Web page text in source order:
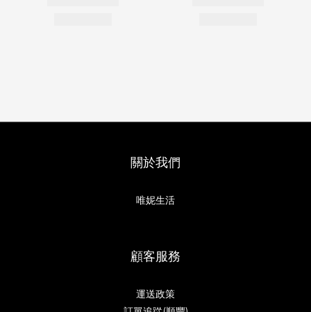
關於我們
唯妮生活
顧客服務
運送政策